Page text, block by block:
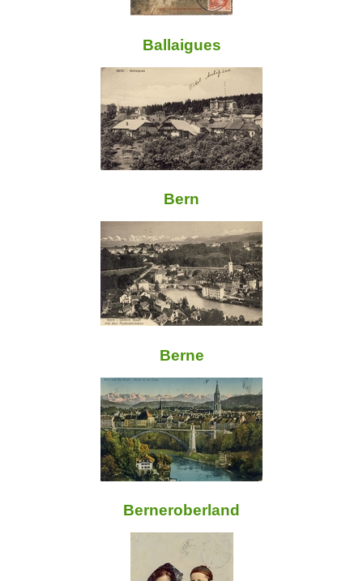
Ballaigues
Bern
Berne
Berneroberland